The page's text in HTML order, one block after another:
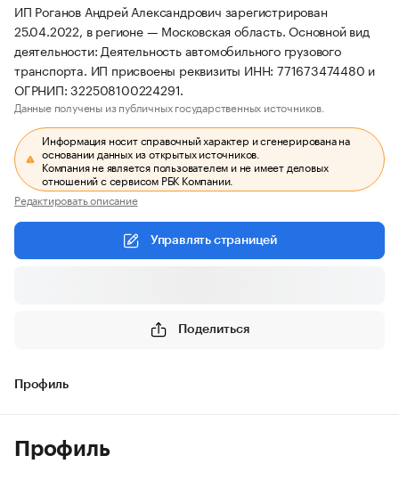
ИП Роганов Андрей Александрович зарегистрирован
25.04.2022, в регионе — Московская область. Основной вид
деятельности: Деятельность автомобильного грузового
транспорта. ИП присвоены реквизиты ИНН: 771673474480 и
ОГРНИП: 322508100224291.
Данные получены из публичных государственных источников.
Информация носит справочный характер и сгенерирована на
основании данных из открытых источников.
Компания не является пользователем и не имеет деловых
отношений с сервисом РБК Компании.
Редактировать описание
Управлять страницей
Поделиться
Профиль
Профиль